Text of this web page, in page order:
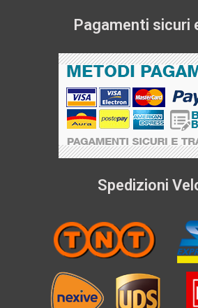
Pagamenti sicuri
Spedizioni